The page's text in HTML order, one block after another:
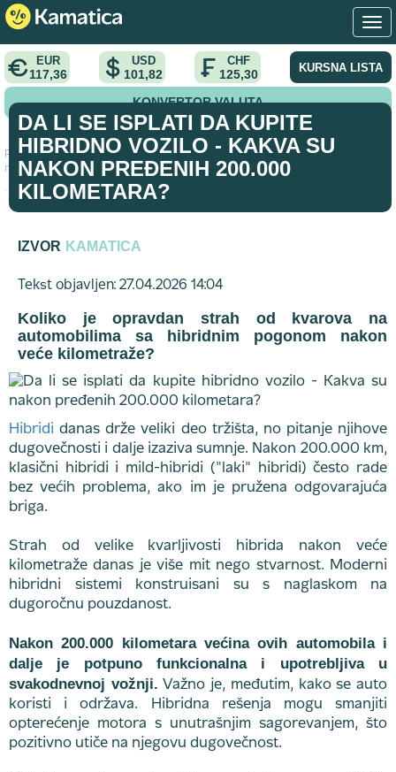
EUR
117,36
USD
101,82
CHF
125,30 KURSNA LISTA
KONVERTOR VALUTA
Početna > vodic >
Da li se isplati da kupite hibridno vozilo - Kakva su
nakon pređenih 200.000 kilometara?
DA LI SE ISPLATI DA KUPITE
HIBRIDNO VOZILO - KAKVA SU
NAKON PREĐENIH 200.000
KILOMETARA?
IZVOR KAMATICA
Tekst objavljen: 27.04.2026 14:04
Koliko je opravdan strah od kvarova na
automobilima sa hibridnim pogonom nakon
veće kilometraže?
Hibrididanas drže veliki deo tržišta, no pitanje njihove
dugovečnosti i dalje izaziva sumnje. Nakon 200.000 km,
klasični hibridi i mild-hibridi ("laki" hibridi) često rade
bez većih problema, ako im je pružena odgovarajuća
briga.
Strah od velike kvarljivosti hibrida nakon veće
kilometraže danas je više mit nego stvarnost. Moderni
hibridni sistemi konstruisani su s naglaskom na
dugoročnu pouzdanost.
Nakon 200.000 kilometara većina ovih automobila i
dalje je potpuno funkcionalna i upotrebljiva u
svakodnevnoj vožnji. Važno je, međutim, kako se auto
koristi i održava. Hibridna rešenja mogu smanjiti
opterećenje motora s unutrašnjim sagorevanjem, što
pozitivno utiče na njegovu dugovečnost.